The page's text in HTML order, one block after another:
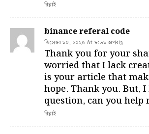
রিপ্লাই
binance referal code
ডিসেম্বর ১০, ২০২৫ At ৮:৩১ অপরাহ্ণ
Thank you for your
worried that I lack
is your article that
hope. Thank you. But, I
question, can you help
রিপ্লাই